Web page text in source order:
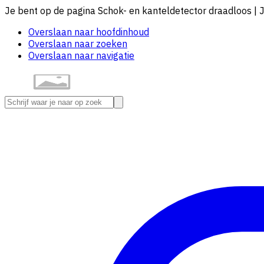
Je bent op de pagina Schok- en kanteldetector draadloos |
Overslaan naar hoofdinhoud
Overslaan naar zoeken
Overslaan naar navigatie